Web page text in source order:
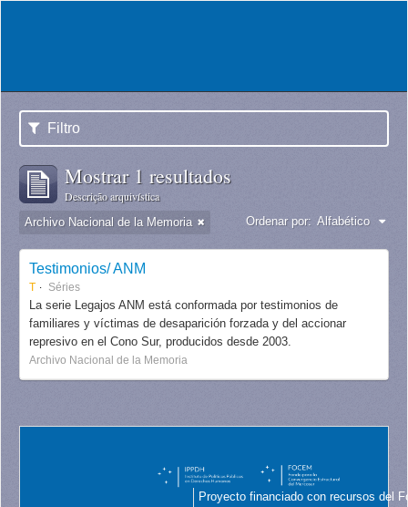
Filtro
Mostrar 1 resultados
Descrição arquivística
Archivo Nacional de la Memoria Ordenar por: Alfabético
Testimonios/ ANM
T Séries
La serie Legajos ANM está conformada por testimonios de
familiares y víctimas de desaparición forzada y del accionar
represivo en el Cono Sur, producidos desde 2003.
Archivo Nacional de la Memoria
Proyecto financiado con recursos del